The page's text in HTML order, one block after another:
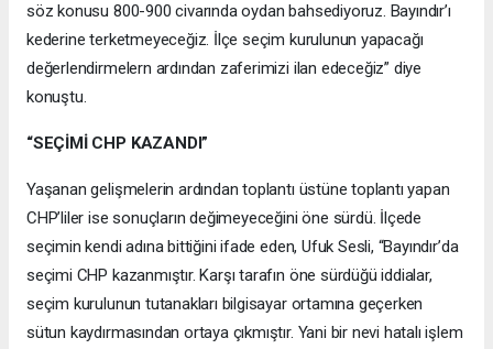
söz konusu 800-900 civarında oydan bahsediyoruz. Bayındır’ı
kederine terketmeyeceğiz. İlçe seçim kurulunun yapacağı
değerlendirmelern ardından zaferimizi ilan edeceğiz” diye
konuştu.
“SEÇİMİ CHP KAZANDI”
Yaşanan gelişmelerin ardından toplantı üstüne toplantı yapan
CHP’liler ise sonuçların değimeyeceğini öne sürdü. İlçede
seçimin kendi adına bittiğini ifade eden, Ufuk Sesli, “Bayındır’da
seçimi CHP kazanmıştır. Karşı tarafın öne sürdüğü iddialar,
seçim kurulunun tutanakları bilgisayar ortamına geçerken
sütun kaydırmasından ortaya çıkmıştır. Yani bir nevi hatalı işlem